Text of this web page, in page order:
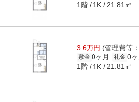
1階 1K 21.81㎡
3.6万円 (管理費等
敷金 0ヶ月 礼金 0ヶ
1階 1K 21.81㎡